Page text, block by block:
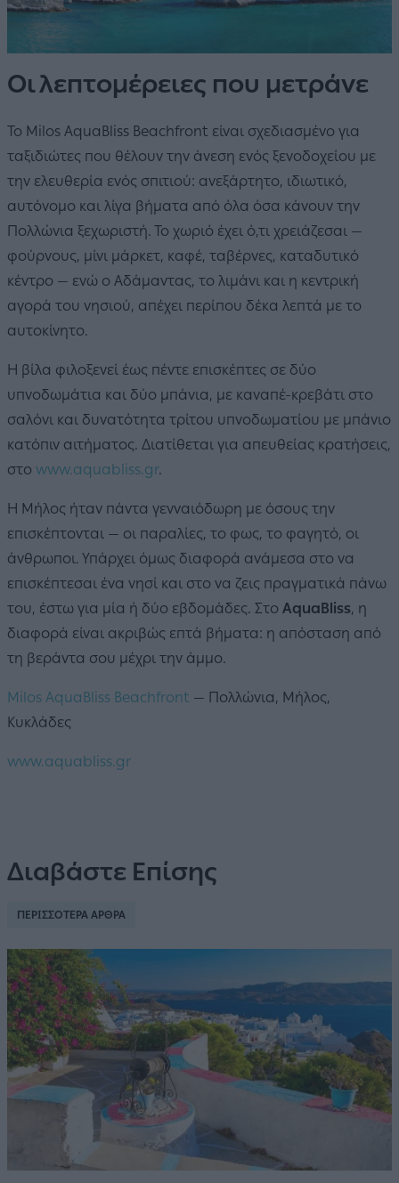
Οι λεπτομέρειες που μετράνε
Το Milos AquaBliss Beachfront είναι σχεδιασμένο για
ταξιδιώτες που θέλουν την άνεση ενός ξενοδοχείου με
την ελευθερία ενός σπιτιού: ανεξάρτητο, ιδιωτικό,
αυτόνομο και λίγα βήματα από όλα όσα κάνουν την
Πολλώνια ξεχωριστή. Το χωριό έχει ό,τι χρειάζεσαι —
φούρνους, μίνι μάρκετ, καφέ, ταβέρνες, καταδυτικό
κέντρο — ενώ ο Αδάμαντας, το λιμάνι και η κεντρική
αγορά του νησιού, απέχει περίπου δέκα λεπτά με το
αυτοκίνητο.
Η βίλα φιλοξενεί έως πέντε επισκέπτες σε δύο
υπνοδωμάτια και δύο μπάνια, με καναπέ-κρεβάτι στο
σαλόνι και δυνατότητα τρίτου υπνοδωματίου με μπάνιο
κατόπιν αιτήματος. Διατίθεται για απευθείας κρατήσεις,
στο www.aquabliss.gr.
Η Μήλος ήταν πάντα γενναιόδωρη με όσους την
επισκέπτονται — οι παραλίες, το φως, το φαγητό, οι
άνθρωποι. Υπάρχει όμως διαφορά ανάμεσα στο να
επισκέπτεσαι ένα νησί και στο να ζεις πραγματικά πάνω
του, έστω για μία ή δύο εβδομάδες. Στο AquaBliss, η
διαφορά είναι ακριβώς επτά βήματα: η απόσταση από
τη βεράντα σου μέχρι την άμμο.
Milos AquaBliss Beachfront — Πολλώνια, Μήλος,
Κυκλάδες
www.aquabliss.gr
Διαβάστε Επίσης
ΠΕΡΙΣΣΟΤΕΡΑ ΑΡΘΡΑ